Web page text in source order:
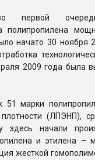
первой
полипропилена
начато 30 ноября
2009 года была
51 марки
плотности (ЛПЭНП),
начали
и этилена –
жесткой